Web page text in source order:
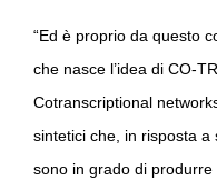
“Ed è proprio da questo
che nasce l’idea di CO-
Cotranscriptional
sintetici che, in risposta
sono in grado di